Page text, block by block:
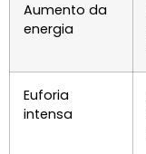
Aumento da
energia
Euforia
intensa